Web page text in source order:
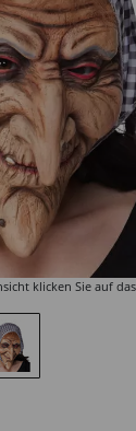
klicken Sie auf